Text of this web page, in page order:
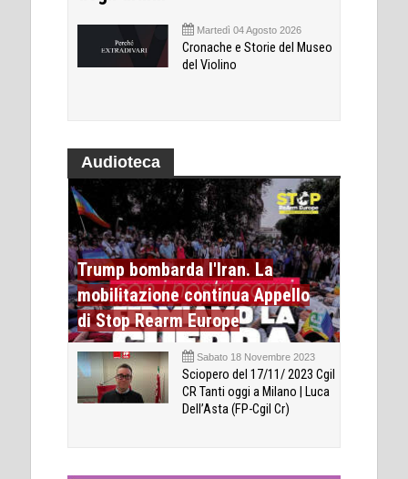
Martedì 04 Agosto 2026
Cronache e Storie del Museo
del Violino
Audioteca
Trump bombarda l'Iran. La
mobilitazione continua Appello
di Stop Rearm Europe
Sabato 18 Novembre 2023
Sciopero del 17/11/ 2023 Cgil
CR Tanti oggi a Milano | Luca
Dell’Asta (FP-Cgil Cr)